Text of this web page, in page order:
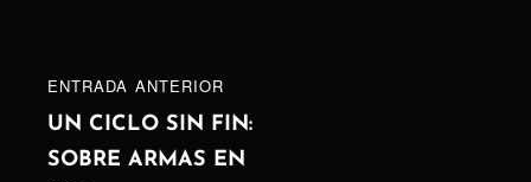
ENTRADA
ANTERIOR
ENTRADA ANTERIOR
UN CICLO SIN FIN:
SOBRE ARMAS EN